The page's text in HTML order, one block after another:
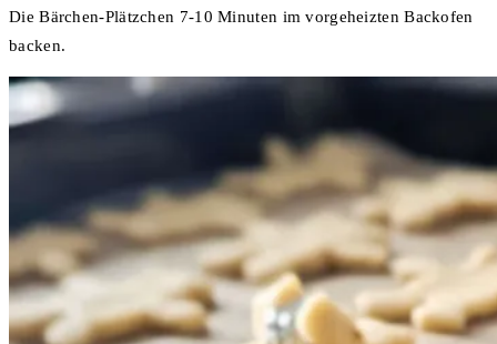
Die Bärchen-Plätzchen 7-10 Minuten im vorgeheizten Backofen
backen.